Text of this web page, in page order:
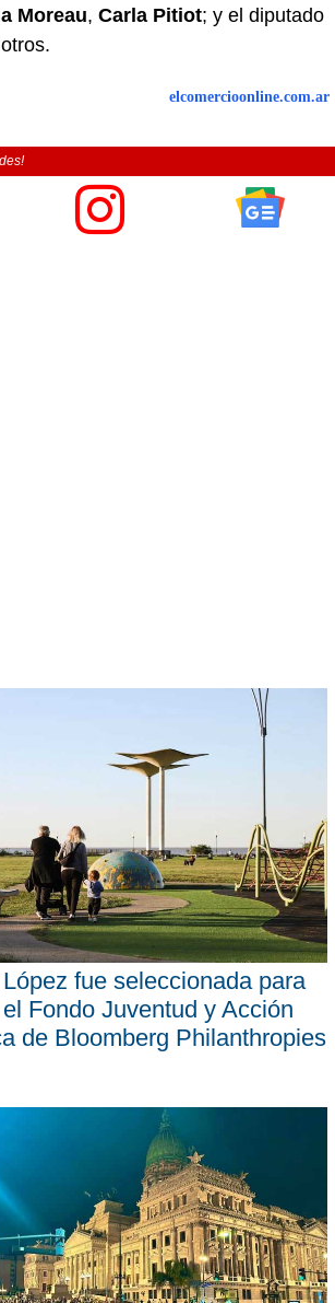
Moreau, Carla Pitiot; y el diputado
elcomercioonline.com.ar
fue seleccionada para
Fondo Juventud y Acción
de Bloomberg Philanthropies